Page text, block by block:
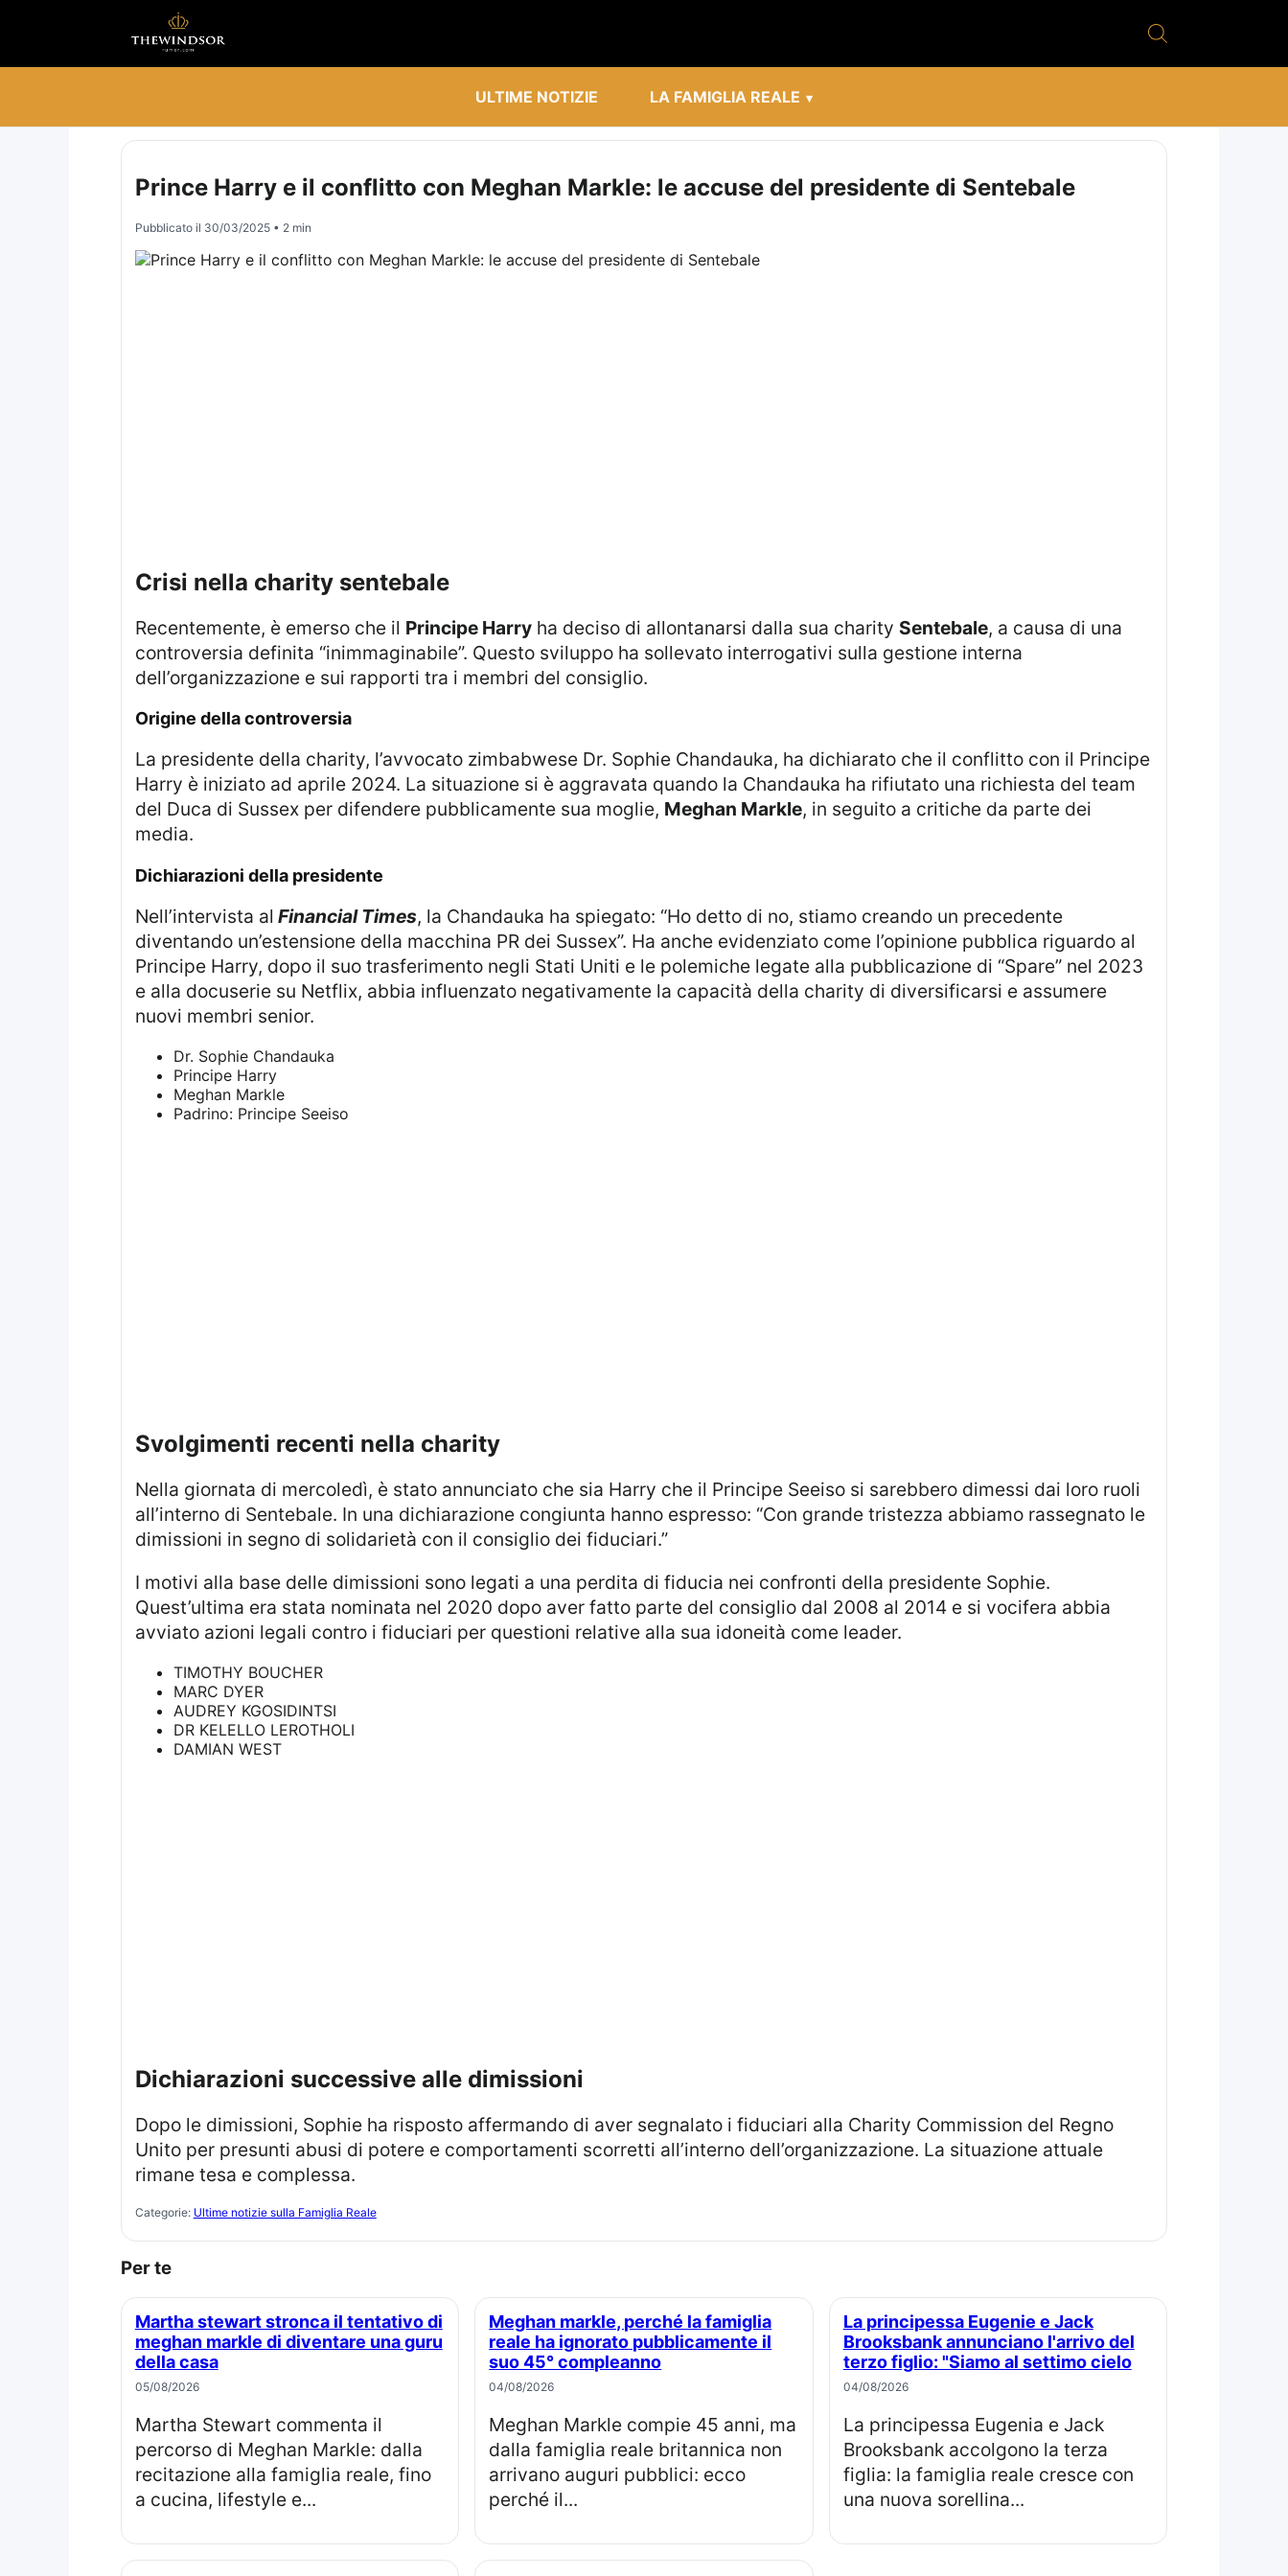
ULTIME NOTIZIE LA FAMIGLIA REALE
Prince Harry e il conflitto con Meghan Markle: le accuse del presidente di Sentebale
Pubblicato il 30/03/2025• 2 min
crisi nella charity sentebale
Recentemente, è emerso che il Principe Harryha deciso di allontanarsi dalla sua charity Sentebale, a causa di una
controversia definita “inimmaginabile”. Questo sviluppo ha sollevato interrogativi sulla gestione interna
dell’organizzazione e sui rapporti tra i membri del consiglio.
origine della controversia
La presidente della charity, l’avvocato zimbabwese Dr. Sophie Chandauka, ha dichiarato che il conflitto con il Principe
Harry è iniziato ad aprile 2024. La situazione si è aggravata quando la Chandauka ha rifiutato una richiesta del team
del Duca di Sussex per difendere pubblicamente sua moglie, Meghan Markle, in seguito a critiche da parte dei
media.
dichiarazioni della presidente
Nell’intervista al Financial Times, la Chandauka ha spiegato: “Ho detto di no, stiamo creando un precedente
diventando un’estensione della macchina PR dei Sussex”. Ha anche evidenziato come l’opinione pubblica riguardo al
Principe Harry, dopo il suo trasferimento negli Stati Uniti e le polemiche legate alla pubblicazione di “Spare” nel 2023
e alla docuserie su Netflix, abbia influenzato negativamente la capacità della charity di diversificarsi e assumere
nuovi membri senior.
Dr. Sophie Chandauka
Principe Harry
Meghan Markle
Padrino: Principe Seeiso
svolgimenti recenti nella charity
Nella giornata di mercoledì, è stato annunciato che sia Harry che il Principe Seeiso si sarebbero dimessi dai loro ruoli
all’interno di Sentebale. In una dichiarazione congiunta hanno espresso: “Con grande tristezza abbiamo rassegnato le
dimissioni in segno di solidarietà con il consiglio dei fiduciari.”
I motivi alla base delle dimissioni sono legati a una perdita di fiducia nei confronti della presidente Sophie.
Quest’ultima era stata nominata nel 2020 dopo aver fatto parte del consiglio dal 2008 al 2014 e si vocifera abbia
avviato azioni legali contro i fiduciari per questioni relative alla sua idoneità come leader.
TIMOTHY BOUCHER
MARC DYER
AUDREY KGOSIDINTSI
DR KELELLO LEROTHOLI
DAMIAN WEST
dichiarazioni successive alle dimissioni
Dopo le dimissioni, Sophie ha risposto affermando di aver segnalato i fiduciari alla Charity Commission del Regno
Unito per presunti abusi di potere e comportamenti scorretti all’interno dell’organizzazione. La situazione attuale
rimane tesa e complessa.
Categorie: Ultime notizie sulla Famiglia Reale
Per te
Martha stewart stronca il tentativo di
meghan markle di diventare una guru
della casa
05/08/2026
Martha Stewart commenta il
percorso di Meghan Markle: dalla
recitazione alla famiglia reale, fino
a cucina, lifestyle e...
Meghan markle, perché la famiglia
reale ha ignorato pubblicamente il
suo 45° compleanno
04/08/2026
Meghan Markle compie 45 anni, ma
dalla famiglia reale britannica non
arrivano auguri pubblici: ecco
perché il...
La principessa Eugenie e Jack
Brooksbank annunciano l'arrivo del
terzo figlio: "Siamo al settimo cielo
04/08/2026
La principessa Eugenia e Jack
Brooksbank accolgono la terza
figlia: la famiglia reale cresce con
una nuova sorellina...